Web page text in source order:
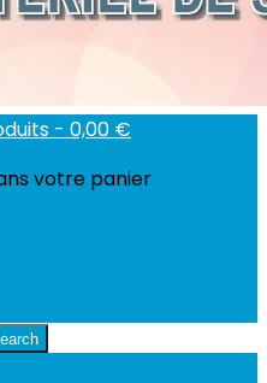
- 0,00 €
votre panier